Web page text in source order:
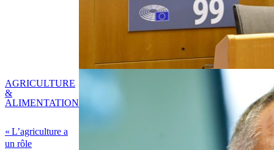
« L’agriculture a
un rôle
AGRICULTURE
&
ALIMENTATION